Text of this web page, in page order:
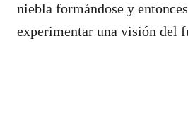
niebla formándose y
experimentar una visión del